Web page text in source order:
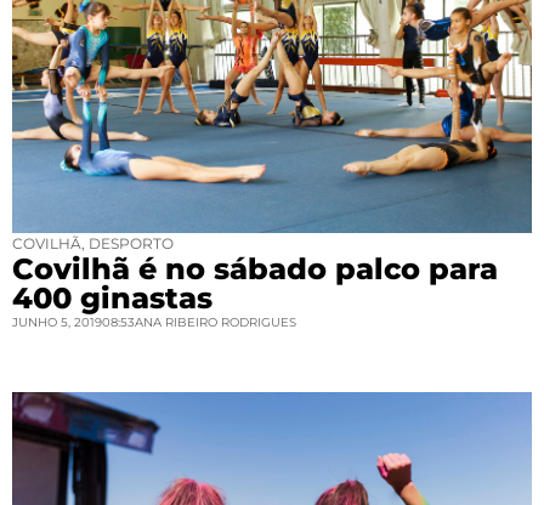
COVILHÃ DESPORTO
Covilhã é no sábado palco para
400 ginastas
JUNHO 5, 201908:53ANA RIBEIRO RODRIGUES